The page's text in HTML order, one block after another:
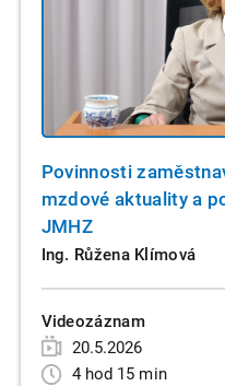
Povinnosti
mzdové aktuality a
JMHZ
Ing. Růžena Klímová
Videozáznam
20.5.2026
4 hod 15 min